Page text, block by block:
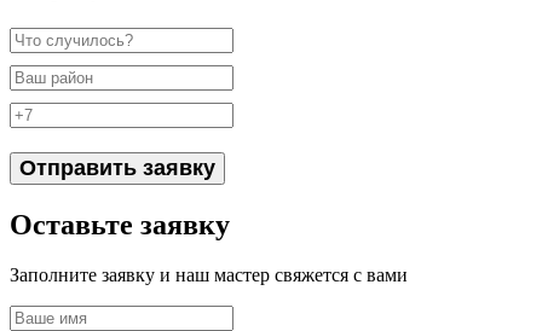
Отправить заявку
Оставьте заявку
Заполните заявку и наш мастер свяжется с вами